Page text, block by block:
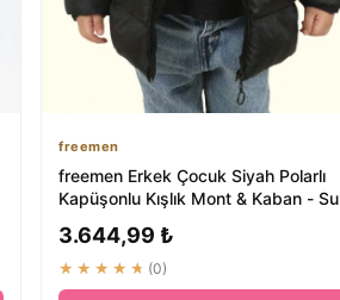
freemen
freemen Erkek Çocuk Siyah Polarlı
Kapüşonlu Kışlık Mont & Kaban - Su
3.644,99 ₺
★★★★★ (0)